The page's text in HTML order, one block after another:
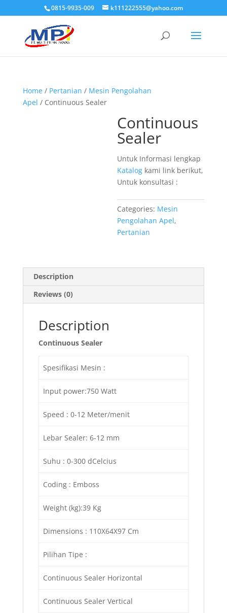
0815-9935-009 k111222555@yahoo.com
Home/ Pertanian / Mesin Pengolahan
Apel / Continuous Sealer
Continuous
Sealer
Untuk Informasi lengkap
Katalog kami link berikut,
Untuk konsultasi :
Categories: Mesin
Pengolahan Apel,
Pertanian
Description
Reviews (0)
Description
Continuous Sealer
Spesifikasi Mesin :
Input power:750 Watt
Speed : 0-12 Meter/menit
Lebar Sealer: 6-12 mm
Suhu : 0-300 dCelcius
Coding : Emboss
Weight (kg):39 Kg
Dimensions : 110X64X97 Cm
Pilihan Tipe :
Continuous Sealer Horizontal
Continuous Sealer Vertical